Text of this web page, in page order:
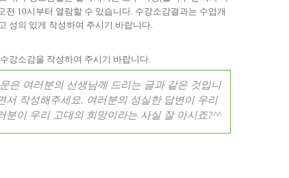
전 10시부터 열람할 수 있습니다. 수강소감결과는 수업개
성의 있게 작성하여 주시기 바랍니다.
강소감을 작성하여 주시기 바랍니다.
은 여러분의 선생님께 드리는 글과 같은 것입니
서 작성해주세요. 여러분의 성실한 답변이 우리
분이 우리 고대의 희망이라는 사실 잘 아시죠?^^